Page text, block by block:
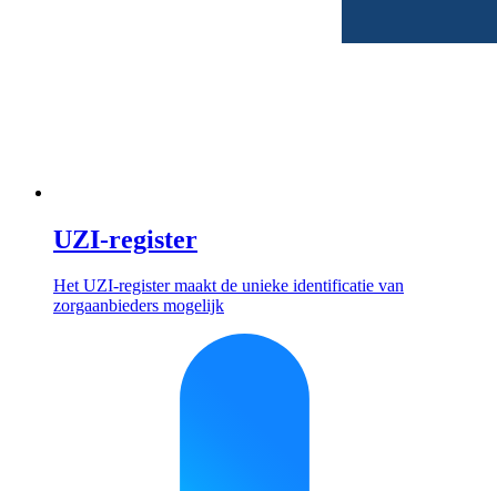
UZI-register
Het UZI-register maakt de unieke identificatie van
zorgaanbieders mogelijk